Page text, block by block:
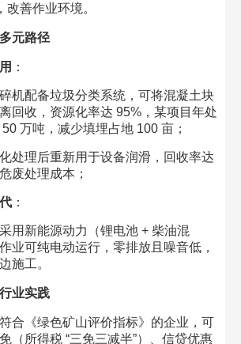
改善作业环境。​
元路径​
：​
机配备垃圾分类系统，可将混凝土块
回收，资源化率达 95%，某项目年处
万吨，减少填埋占地 100 亩；​
处理后重新用于设备润滑，回收率达
废处理成本；​
：​
用新能源动力（锂电池 + 柴油混
业可纯电动运行，零排放且噪音低，
施工。​
业实践​
合《绿色矿山评价指标》的企业，可
（所得税 “三免三减半”）、信贷优惠